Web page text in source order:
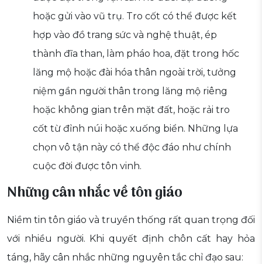
hoặc gửi vào vũ trụ. Tro cốt có thể được kết
hợp vào đồ trang sức và nghệ thuật, ép
thành đĩa than, làm pháo hoa, đặt trong hốc
lăng mộ hoặc đài hóa thân ngoài trời, tưởng
niệm gần người thân trong lăng mộ riêng
hoặc không gian trên mặt đất, hoặc rải tro
cốt từ đỉnh núi hoặc xuống biển. Những lựa
chọn vô tận này có thể độc đáo như chính
cuộc đời được tôn vinh.
Những cân nhắc về tôn giáo
Niềm tin tôn giáo và truyền thống rất quan trọng đối
với nhiều người. Khi quyết định chôn cất hay hỏa
táng, hãy cân nhắc những nguyên tắc chỉ đạo sau: